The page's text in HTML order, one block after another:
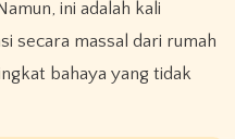
ini adalah kali
secara massal dari rumah
bahaya yang tidak